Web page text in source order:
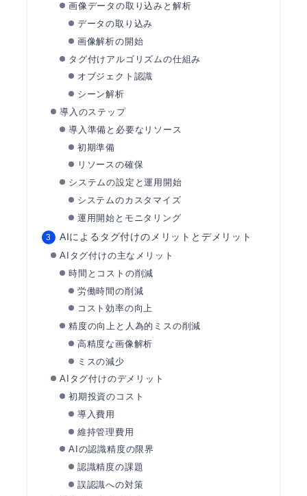
画像データの取り込みと解析
データの取り込み
画像解析の開始
タグ付けアルゴリズムの仕組み
オブジェクト認識
シーン解析
導入のステップ
導入準備と必要なリソース
初期準備
リソースの確保
システムの設定と運用開始
システムのカスタマイズ
運用開始とモニタリング
AIによるタグ付けのメリットとデメリット
AIタグ付けの主なメリット
時間とコストの削減
労働時間の削減
コスト効率の向上
精度の向上と人為的ミスの削減
高精度な画像解析
ミスの減少
AIタグ付けのデメリット
初期投資のコスト
導入費用
維持管理費用
AIの認識精度の限界
認識精度の課題
誤認識への対策